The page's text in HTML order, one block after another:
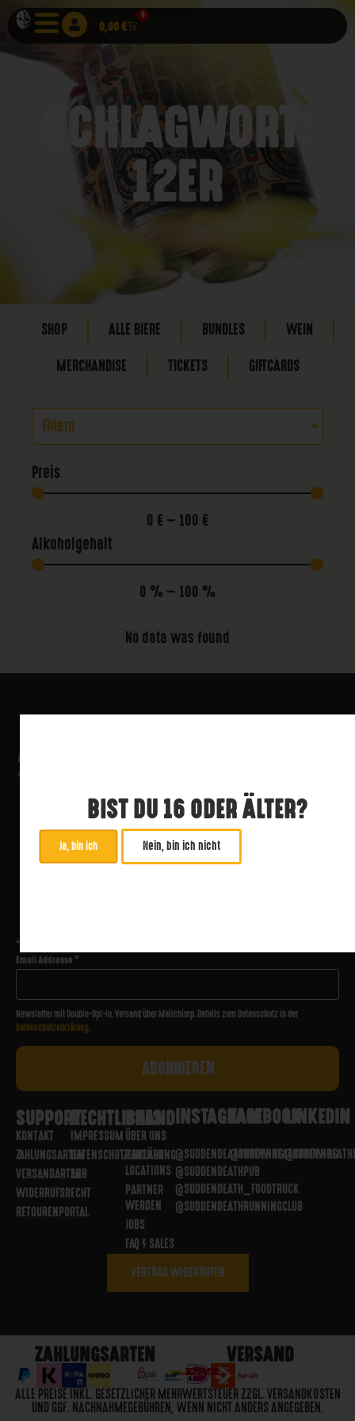
0,00€
0
SCHLAGWORT:
12ER
SHOP ALLE BIERE BUNDLES WEIN
MERCHANDISE TICKETS GIFTCARDS
Filtern
Preis
0 € — 100 €
Alkoholgehalt
0 % — 100 %
No data was found
*
Email Addresse*
Newsletter mit Double-Opt-In. Versand über Mailchimp. Details zum Datenschutz in der
Datenschutzerklärung.
SUPPORT
KONTAKT
ZAHLUNGSARTEN
VERSANDARTEN
WIDERRUFSRECHT
RETOURENPORTAL
RECHTLICHES
IMPRESSUM
DATENSCHUTZERKLÄRUNG
AGB
BRAND
ÜBER UNS
PARTNER
LOCATIONS
PARTNER
WERDEN
JOBS
FAQ / SALES
INSTAGRAM
@SUDDENDEATHBREWING
@SUDDENDEATHPUB
@SUDDENDEATH_FOODTRUCK
@SUDDENDEATHRUNNINGCLUB
FACEBOOK
@SUDDENDEATHBREWING
LINKEDIN
VERTRAG WIDERRUFEN
ZAHLUNGSARTEN VERSAND
ALLE PREISE INKL. GESETZLICHER MEHRWERTSTEUER ZZGL. VERSANDKOSTEN
UND GGF. NACHNAHMEGEBÜHREN, WENN NICHT ANDERS ANGEGEBEN.
BIST DU 16 ODER ÄLTER?
Ja, bin ich Nein, bin ich nicht